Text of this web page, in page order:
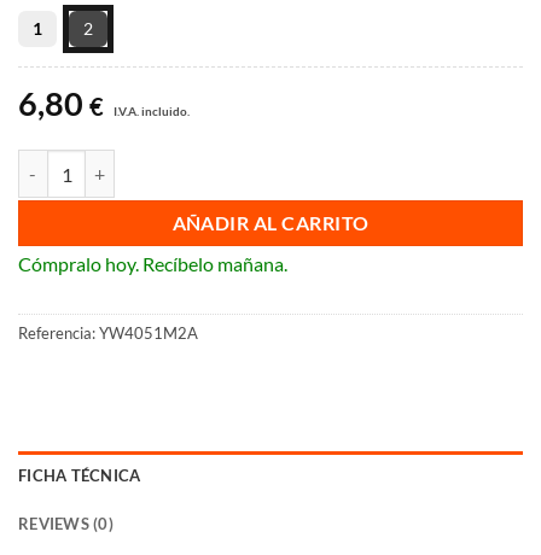
1 2
6,80 € I.V.A. incluido.
AÑADIR AL CARRITO
Cómpralo hoy. Recíbelo mañana.
Referencia:YW4051M2A
FICHA TÉCNICA
REVIEWS (0)